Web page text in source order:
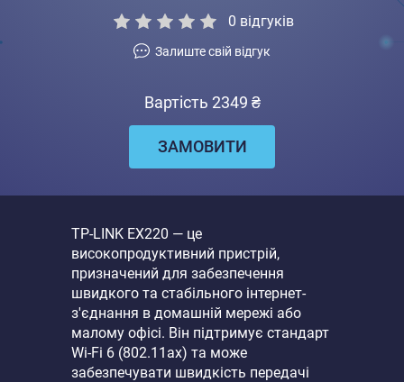
0 відгуків
Залиште свій відгук
ЗАМОВИТИ
Вартість 2349 ₴
TP-LINK EX220 — це
високопродуктивний пристрій,
призначений для забезпечення
швидкого та стабільного інтернет-
з'єднання в домашній мережі або
малому офісі. Він підтримує стандарт
Wi-Fi 6 (802.11ax) та може
забезпечувати швидкість передачі